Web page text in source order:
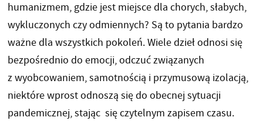
humanizmem, gdzie jest miejsce dla chorych, słabych,
wykluczonych czy odmiennych? Są to pytania bardzo
ważne dla wszystkich pokoleń. Wiele dzieł odnosi się
bezpośrednio do emocji, odczuć związanych
z wyobcowaniem, samotnością i przymusową izolacją,
niektóre wprost odnoszą się do obecnej sytuacji
pandemicznej, stając się czytelnym zapisem czasu.